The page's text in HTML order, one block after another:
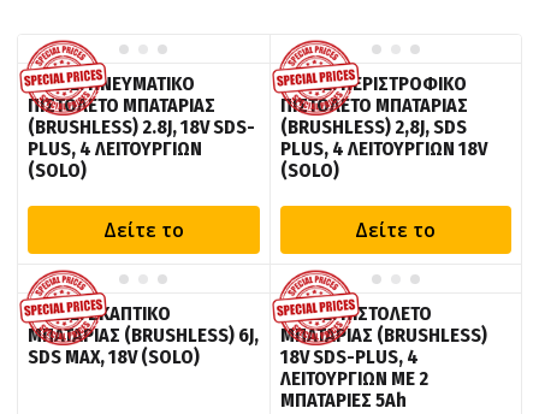
BULLE: ΠΝΕΥΜΑΤΙΚΟ
ΠΙΣΤΟΛΕΤΟ ΜΠΑΤΑΡΙΑΣ
(BRUSHLESS) 2.8J, 18V SDS-
PLUS, 4 ΛΕΙΤΟΥΡΓΙΩΝ
(SOLO)
Δείτε το
BULLE: ΠΕΡΙΣΤΡΟΦΙΚΟ
ΠΙΣΤΟΛΕΤΟ ΜΠΑΤΑΡΙΑΣ
(BRUSHLESS) 2,8J, SDS
PLUS, 4 ΛΕΙΤΟΥΡΓΙΩΝ 18V
(SOLO)
Δείτε το
BULLE: ΣΚΑΠΤΙΚΟ
ΜΠΑΤΑΡΙΑΣ (BRUSHLESS) 6J,
SDS ΜΑΧ, 18V (SOLO)
BULLE: ΠΙΣΤΟΛΕΤΟ
ΜΠΑΤΑΡΙΑΣ (BRUSHLESS)
18V SDS-PLUS, 4
ΛΕΙΤΟΥΡΓΙΩΝ ΜΕ 2
ΜΠΑΤΑΡΙΕΣ 5Ah